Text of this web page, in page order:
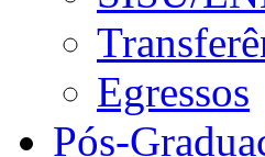
Egressos
Pós-